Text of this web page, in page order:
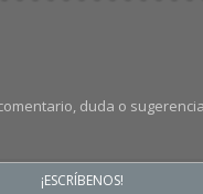
duda o
¡ESCRÍBENOS!